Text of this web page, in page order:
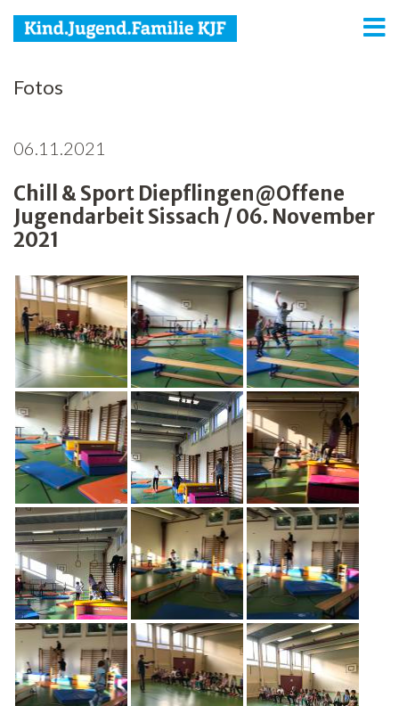
KJF
Jugend
Familie
Media
Agenda
Netzwerk
Spenden
Jobs
Freiwilligenarbeit
News
Newsletter
Fotos
06.11.2021
Chill & Sport Diepflingen@Offene
Jugendarbeit Sissach / 06. November
2021